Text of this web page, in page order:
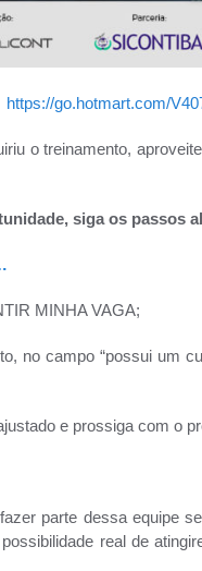
https://go.hotmart.com/
o treinamento,
siga os passos
MINHA VAGA;
no campo “possui um
e prossiga com o
parte dessa equipe
real de